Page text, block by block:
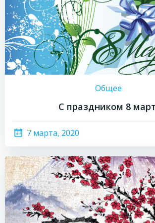
Общее
С праздником 8
7 марта, 2020